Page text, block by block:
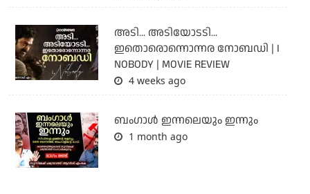
അടി... അടിയോടടി...
ഇതൊരൊന്നൊന്നര നോബഡി | I
NOBODY | MOVIE REVIEW
4 weeks ago
ബംഗാള്‍ ഇന്നലെയും ഇന്നും
1 month ago